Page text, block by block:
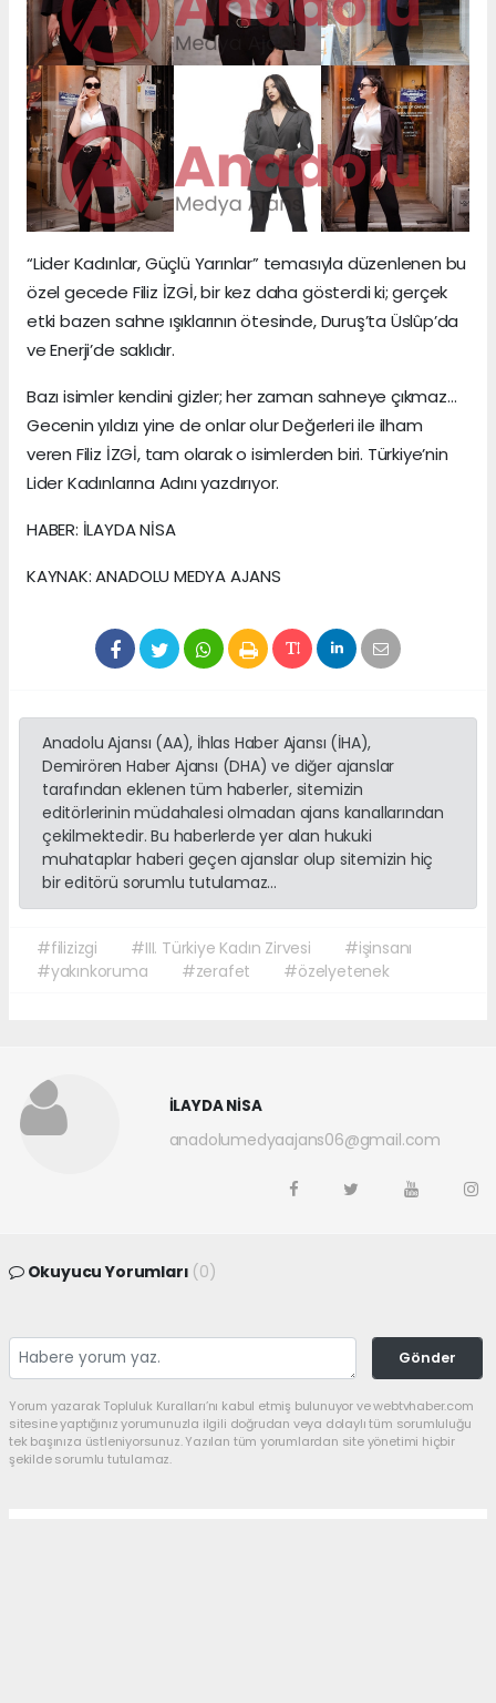
“Lider Kadınlar, Güçlü Yarınlar” temasıyla düzenlenen bu
özel gecede Filiz İZGİ, bir kez daha gösterdi ki; gerçek
etki bazen sahne ışıklarının ötesinde, Duruş’ta Üslûp’da
ve Enerji’de saklıdır.
Bazı isimler kendini gizler; her zaman sahneye çıkmaz…
Gecenin yıldızı yine de onlar olur Değerleri ile ilham
veren Filiz İZGİ, tam olarak o isimlerden biri. Türkiye’nin
Lider Kadınlarına Adını yazdırıyor.
HABER: İLAYDA NİSA
KAYNAK: ANADOLU MEDYA AJANS
Anadolu Ajansı (AA), İhlas Haber Ajansı (İHA),
Demirören Haber Ajansı (DHA) ve diğer ajanslar
tarafından eklenen tüm haberler, sitemizin
editörlerinin müdahalesi olmadan ajans kanallarından
çekilmektedir. Bu haberlerde yer alan hukuki
muhataplar haberi geçen ajanslar olup sitemizin hiç
bir editörü sorumlu tutulamaz...
#filizizgi #III. Türkiye Kadın Zirvesi
#işinsanı
#yakınkoruma
#zerafet #özelyetenek
İLAYDA NİSA
anadolumedyaajans06@gmail.com
Okuyucu Yorumları (0)
Gönder
Yorum yazarak Topluluk Kuralları’nı kabul etmiş bulunuyor ve webtvhaber.com
sitesine yaptığınız yorumunuzla ilgili doğrudan veya dolaylı tüm sorumluluğu
tek başınıza üstleniyorsunuz. Yazılan tüm yorumlardan site yönetimi hiçbir
şekilde sorumlu tutulamaz.